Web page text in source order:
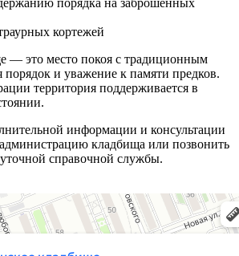
порядка на заброшенных
кортежей
— это место покоя с традиционным
порядок и уважение к памяти предков.
территория поддерживается в
информации и консультации
кладбища или позвонить
справочной службы.